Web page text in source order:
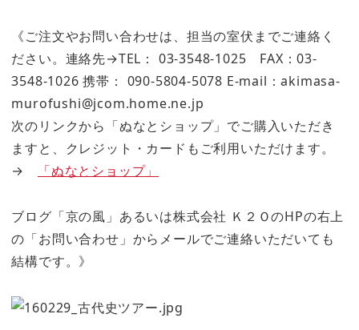
《ご注文やお問い合わせは、担当の室伏までご連絡く
ださい。連絡先→TEL： 03-3548-1025 FAX：03-
3548-1026 携帯： 090-5804-5078 E-mail：akimasa-
murofushi@jcom.home.ne.jp
次のリンクから「ぬなとショップ」でご購入いただき
ますと、クレジット・カードもご利用いただけます。
→
「ぬなとショップ」
ブログ「京の風」あるいは株式会社 Ｋ２ＯのHPの右上
の「お問い合わせ」からメールでご連絡いただいても
結構です。》